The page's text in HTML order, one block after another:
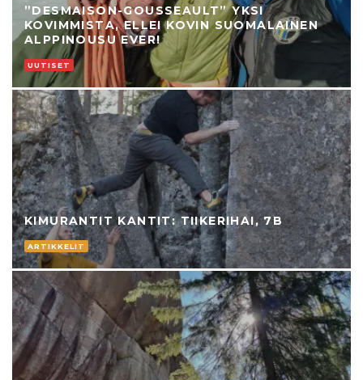
”DESMAISON-GOUSSEAULT” YKSI
KOVIMMISTA, ELLEI KOVIN SUOMALAINEN
ALPPINOUSU EVER!
UUTISET
KIMURANTIT KANTIT: TIIKERIHAI, 7B
ARTIKKELIT